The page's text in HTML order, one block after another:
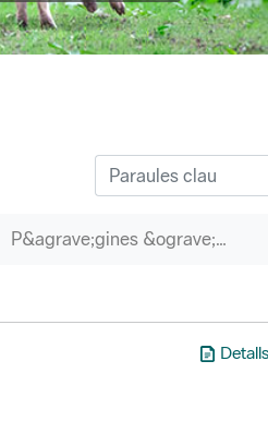
P&agrave;gines &ograve;rfenes
Detalls